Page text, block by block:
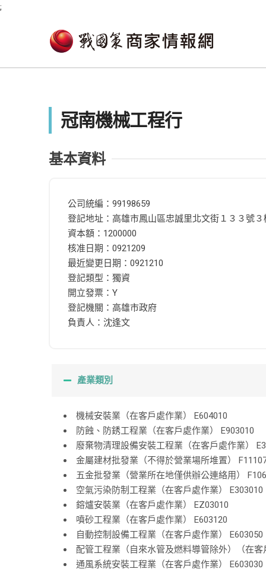
;
冠南機械工程行
基本資料
公司統編：99198659
登記地址：高雄市鳳山區忠誠里北文街１３３號３
資本額：1200000
核准日期：0921209
最近變更日期：0921210
登記類型：獨資
開立發票：Y
登記機關：高雄市政府
負責人：沈逢文
產業類別
機械安裝業（在客戶處作業） E604010
防蝕、防銹工程業（在客戶處作業） E903010
廢棄物清理設備安裝工程業（在客戶處作業）
金屬建材批發業（不得於營業場所堆置）
五金批發業（營業所在地僅供辦公連絡用）
空氣污染防制工程業（在客戶處作業） E303010
鎔爐安裝業（在客戶處作業） EZ03010
噴砂工程業（在客戶處作業） E603120
自動控制設備工程業（在客戶處作業） E603050
配管工程業（自來水管及燃料導管除外）（在客
通風系統安裝工程業（在客戶處作業） E603030